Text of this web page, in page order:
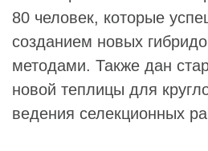
80 человек, которые
созданием новых
методами. Также дан
новой теплицы для
ведения селекционных